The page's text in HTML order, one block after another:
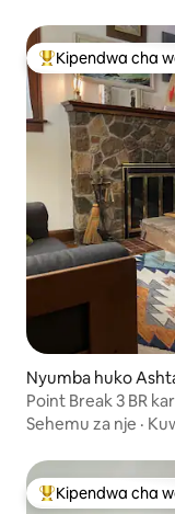
Kipendwa
Kipendwa cha
Nyumba huko
Point
Sehemu za nje ·
Kipendwa
Kipendwa cha